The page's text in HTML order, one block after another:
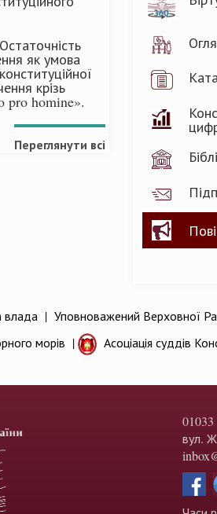
як умова
крізь
pro homine».
Переглянути всі
влада | Уповноважений Верховної
морів | Асоціація суддів
01033
вул.